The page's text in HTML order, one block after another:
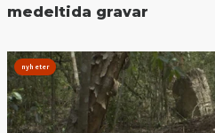
medeltida gravar
nyheter